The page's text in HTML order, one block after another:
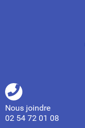
Nous joindre
02 54 72 01 08